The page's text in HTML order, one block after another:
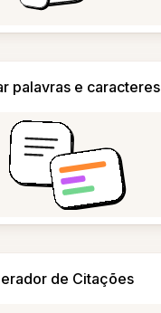
palavras e caracteres
de Citações